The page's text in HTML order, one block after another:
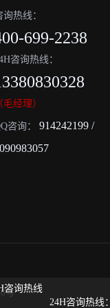
询热线：
699-2238
咨询热线：
毛经理）
咨询：
914242199 /
号
24H咨询热线：